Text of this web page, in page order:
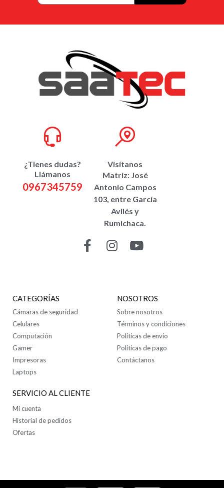
¿Tienes dudas?
Llámanos
0967345759
Visítanos
Matriz: José
Antonio Campos
103, entre García
Avilés y
Rumichaca.
CATEGORÍAS
Cámaras de seguridad
Celulares
Computación
Gamer
Impresoras
Laptops
NOSOTROS
Sobre nosotros
Términos y condiciones
Políticas de envío
Políticas de pago
Contáctanos
SERVICIO AL CLIENTE
Mi cuenta
Historial de pedidos
Ofertas